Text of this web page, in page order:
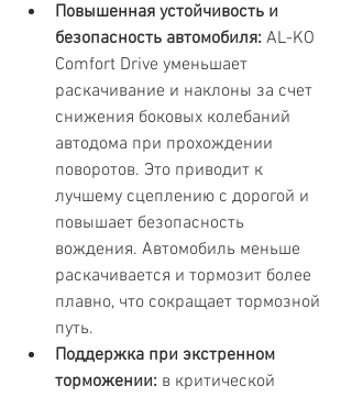
Повышенная устойчивость и
безопасность автомобиля: AL-KO
Comfort Drive уменьшает
раскачивание и наклоны за счет
снижения боковых колебаний
автодома при прохождении
поворотов. Это приводит к
лучшему сцеплению с дорогой и
повышает безопасность
вождения. Автомобиль меньше
раскачивается и тормозит более
плавно, что сокращает тормозной
путь.
Поддержка при экстренном
торможении: в критической